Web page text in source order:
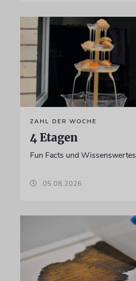
ZAHL DER WOCHE
4 Etagen
Fun Facts und Wissenswertes
05.08.2026